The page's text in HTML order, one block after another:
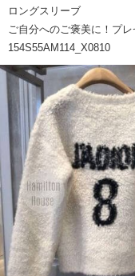
ロングスリーブ
ご自分へのご褒美に！プ
154S55AM114_X0810